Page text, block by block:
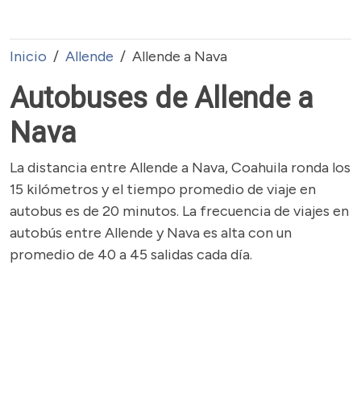
Inicio Allende Allende a Nava
Autobuses de Allende a
Nava
La distancia entre Allende a Nava, Coahuila ronda los
15 kilómetros y el tiempo promedio de viaje en
autobus es de 20 minutos. La frecuencia de viajes en
autobús entre Allende y Nava es alta con un
promedio de 40 a 45 salidas cada día.